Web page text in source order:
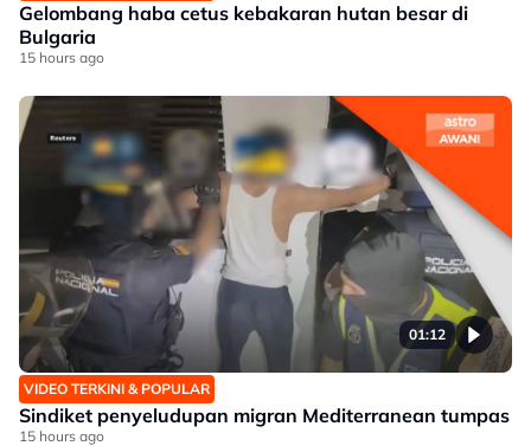
Gelombang haba cetus kebakaran hutan besar di
Bulgaria
15 hours ago
01:12
VIDEO TERKINI & POPULAR
Sindiket penyeludupan migran Mediterranean tumpas
15 hours ago